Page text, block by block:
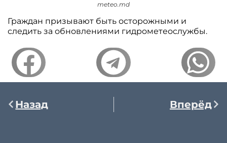
meteo.md
Граждан призывают быть осторожными и
следить за обновлениями гидрометеослужбы.
Назад Вперёд